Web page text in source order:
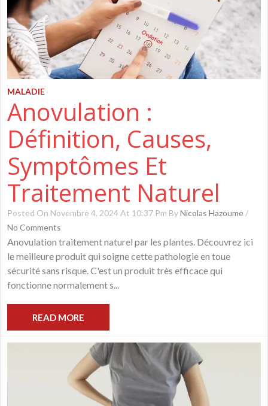
MALADIE
Anovulation :
Définition, Causes,
Symptômes Et
Traitement Naturel
Posted On Novembre 4, 2024 At 10:37 Pm ByNicolas Hazoume /
No Comments
Anovulation traitement naturel par les plantes. Découvrez ici
le meilleure produit qui soigne cette pathologie en toue
sécurité sans risque. C'est un produit très efficace qui
fonctionne normalement s...
READ MORE